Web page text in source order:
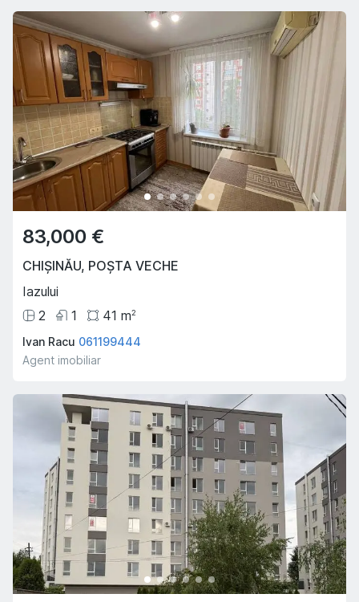
83,000 €
CHIȘINĂU, POȘTA VECHE
Iazului
2
1 41 m2
Ivan Racu 061199444
Agent imobiliar